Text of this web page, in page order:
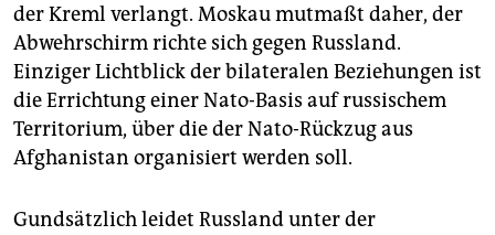
der Kreml verlangt. Moskau mutmaßt daher, der
Abwehrschirm richte sich gegen Russland.
Einziger Lichtblick der bilateralen Beziehungen ist
die Errichtung einer Nato-Basis auf russischem
Territorium, über die der Nato-Rückzug aus
Afghanistan organisiert werden soll.
Gundsätzlich leidet Russland unter der